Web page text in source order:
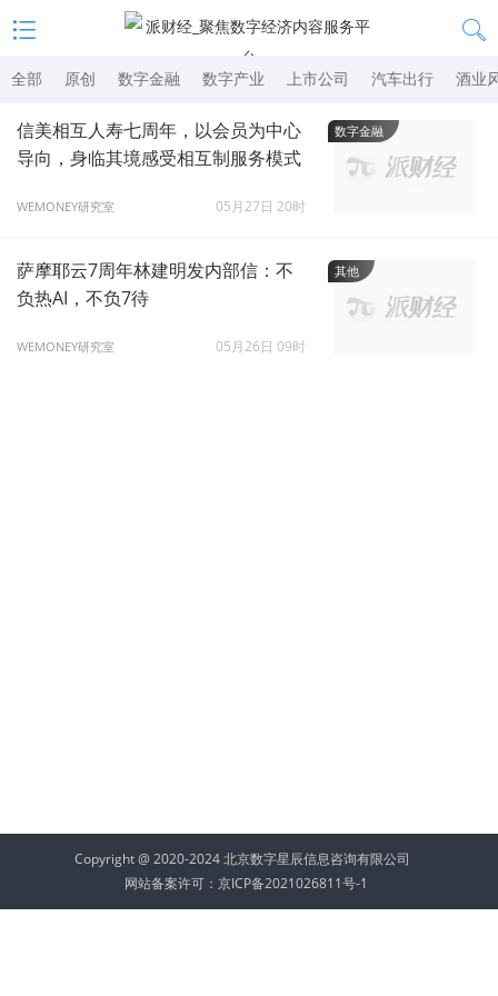
全部 原创 数字金融 数字产业 上市公司 汽车出行 酒业
数字金融
信美相互人寿七周年，以会员为中心
导向，身临其境感受相互制服务模式
WEMONEY研究室 05月27日 20时
其他
萨摩耶云7周年林建明发内部信：不
负热AI，不负7待
WEMONEY研究室 05月26日 09时
Copyright @ 2020-2024 北京数字星辰信息咨询有限公司
网站备案许可： 京ICP备2021026811号-1